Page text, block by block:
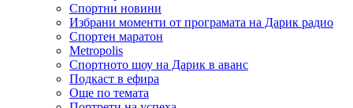
Спортни новини
Избрани моменти от програмата на Дарик радио
Спортен маратон
Metropolis
Спортното шоу на Дарик в аванс
Подкаст в ефира
Още по темата